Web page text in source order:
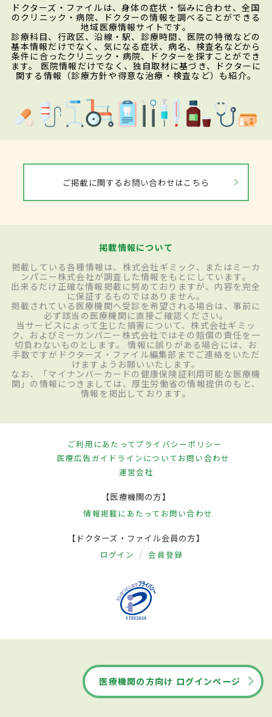
ドクターズ・ファイルは、身体の症状・悩みに合わせ、全国
のクリニック・病院、ドクターの情報を調べることができる
地域医療情報サイトです。
診療科目、行政区、沿線・駅、診療時間、医院の特徴などの
基本情報だけでなく、気になる症状、病名、検査名などから
条件に合ったクリニック・病院、ドクターを探すことができ
ます。 医院情報だけでなく、独自取材に基づき、ドクターに
関する情報（診療方針や得意な治療・検査など）も紹介。
ご掲載に関するお問い合わせはこちら
掲載情報について
掲載している各種情報は、株式会社ギミック、またはミーカ
ンパニー株式会社が調査した情報をもとにしています。
出来るだけ正確な情報掲載に努めておりますが、内容を完全
に保証するものではありません。
掲載されている医療機関へ受診を希望される場合は、事前に
必ず該当の医療機関に直接ご確認ください。
当サービスによって生じた損害について、株式会社ギミッ
ク、およびミーカンパニー株式会社ではその賠償の責任を一
切負わないものとします。 情報に誤りがある場合には、お
手数ですがドクターズ・ファイル編集部までご連絡をいただ
けますようお願いいたします。
なお、「マイナンバーカードの健康保険証利用可能な医療機
関」の情報につきましては、厚生労働省の情報提供のもと、
情報を掲出しております。
ご利用にあたってプライバシーポリシー
医療広告ガイドラインについてお問い合わせ
運営会社
【医療機関の方】
情報掲載にあたって お問い合わせ
【ドクターズ・ファイル会員の方】
ログイン 会員登録
医療機関の方向け ログインページ